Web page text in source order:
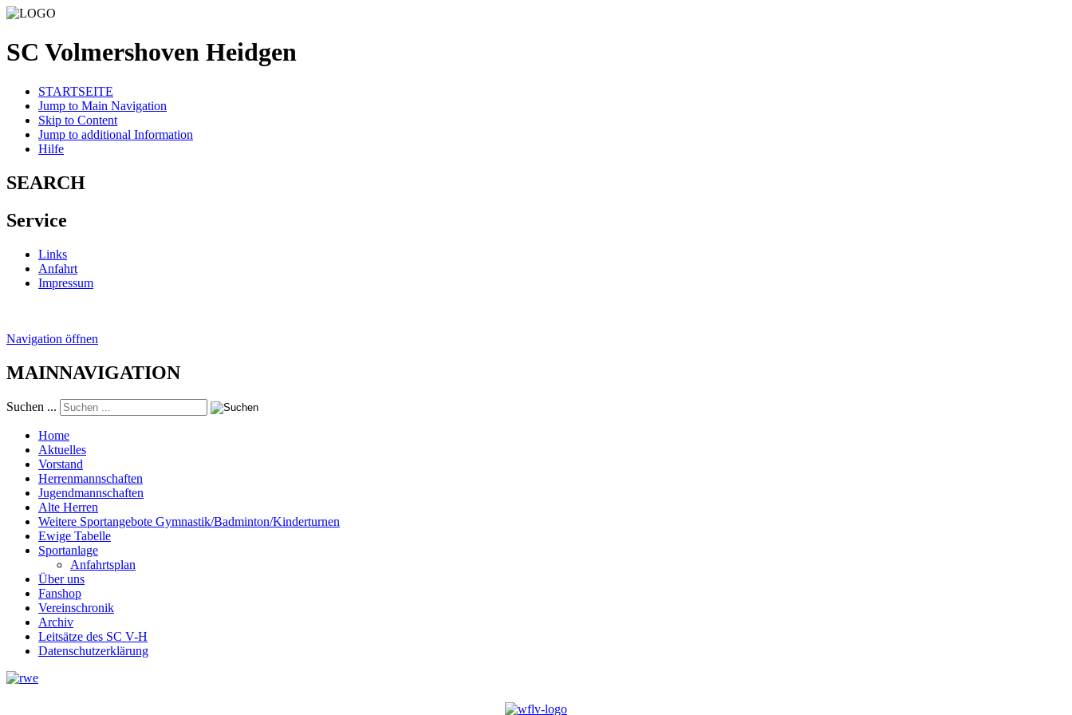
SC Volmershoven Heidgen
STARTSEITE
Jump to Main Navigation
Skip to Content
Jump to additional Information
Hilfe
SEARCH
Service
Links
Anfahrt
Impressum
Navigation öffnen
MAINNAVIGATION
Suchen ...
Home
Aktuelles
Vorstand
Herrenmannschaften
Jugendmannschaften
Alte Herren
Weitere Sportangebote Gymnastik/Badminton/Kinderturnen
Ewige Tabelle
Sportanlage
Anfahrtsplan
Über uns
Fanshop
Vereinschronik
Archiv
Leitsätze des SC V-H
Datenschutzerklärung